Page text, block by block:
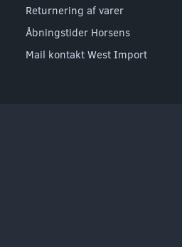
Returnering af varer
Åbningstider Horsens
Mail kontakt West Import